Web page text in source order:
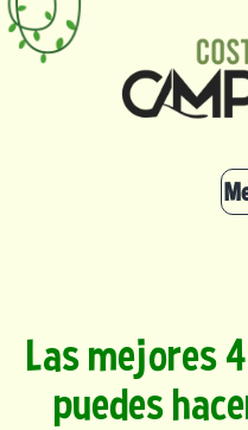
content
Las mejores
puedes